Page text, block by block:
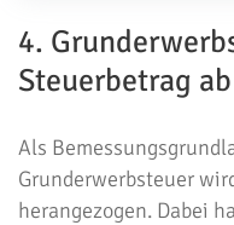
4.
Steuerbetrag
Als
Grunderwerbsteuer
herangezogen. Dabei